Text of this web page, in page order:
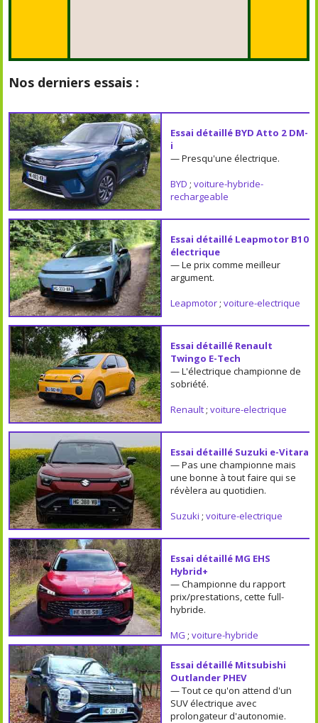
Nos derniers essais :
Essai détaillé BYD Atto 2 DM-
i
— Presqu'une électrique.
BYD ; voiture-hybride-
rechargeable
Essai détaillé Leapmotor B10
électrique
— Le prix comme meilleur
argument.
Leapmotor; voiture-electrique
Essai détaillé Renault
Twingo E-Tech
— L'électrique championne de
sobriété.
Renault; voiture-electrique
Essai détaillé Suzuki e-Vitara
— Pas une championne mais
une bonne à tout faire qui se
révèlera au quotidien.
Suzuki ; voiture-electrique
Essai détaillé MG EHS
Hybrid+
— Championne du rapport
prix/prestations, cette full-
hybride.
MG ; voiture-hybride
Essai détaillé Mitsubishi
Outlander PHEV
— Tout ce qu'on attend d'un
SUV électrique avec
prolongateur d'autonomie.